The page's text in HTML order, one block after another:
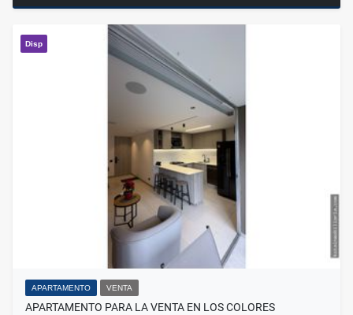
Disp
APARTAMENTO VENTA
APARTAMENTO PARA LA VENTA EN LOS COLORES